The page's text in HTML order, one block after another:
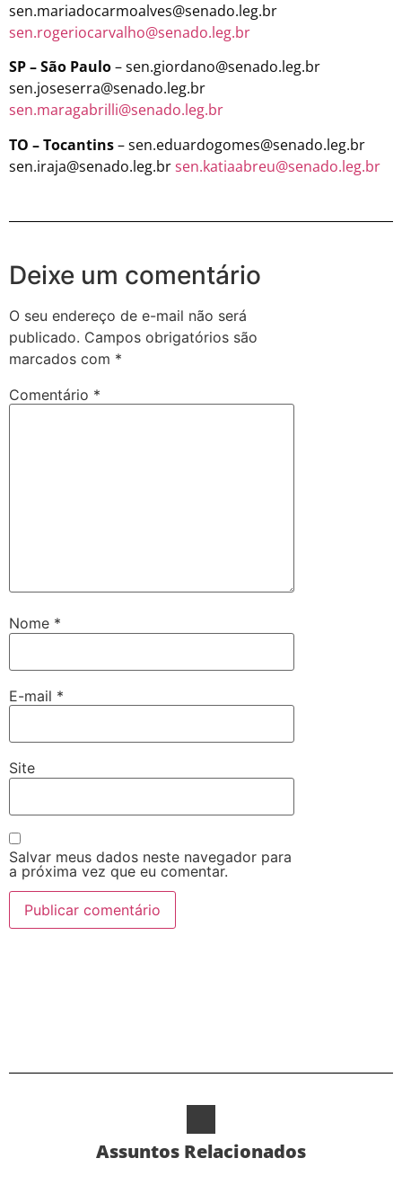
sen.mariadocarmoalves@senado.leg.br
sen.rogeriocarvalho@senado.leg.br
SP – São Paulo– sen.giordano@senado.leg.br
sen.joseserra@senado.leg.br
sen.maragabrilli@senado.leg.br
TO – Tocantins– sen.eduardogomes@senado.leg.br
sen.iraja@senado.leg.brsen.katiaabreu@senado.leg.br
Deixe um comentário
O seu endereço de e-mail não será
publicado. Campos obrigatórios são
marcados com *
Comentário *
Nome *
E-mail *
Site
Salvar meus dados neste navegador para
a próxima vez que eu comentar.
Assuntos Relacionados